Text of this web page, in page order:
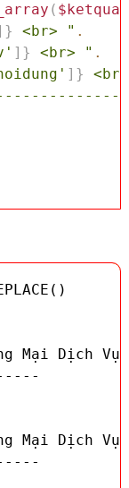
(
} <br> " .
] } <br> " .
] }
Mại Dịch
Mại Dịch